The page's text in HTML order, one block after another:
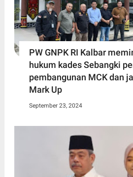
PW GNPK RI Kalbar
hukum kades Sebangki
pembangunan MCK dan
Mark Up
September 23, 2024